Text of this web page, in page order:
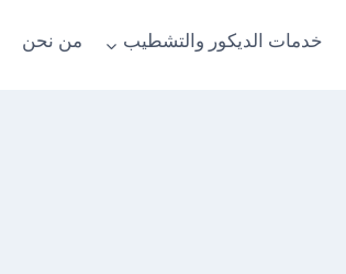
خدمات الديكور والتشطيب من نحن